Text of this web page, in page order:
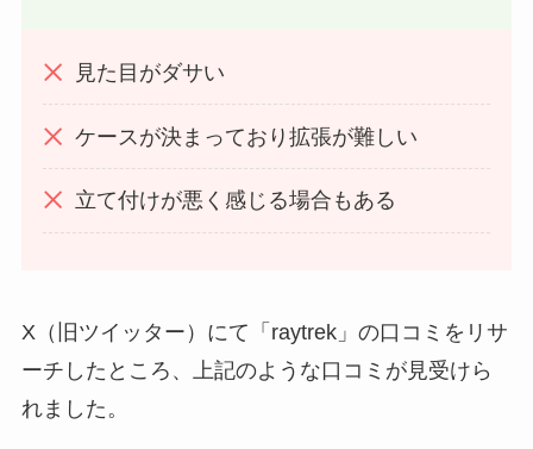
見た目がダサい
ケースが決まっており拡張が難しい
立て付けが悪く感じる場合もある
X（旧ツイッター）にて「raytrek」の口コミをリサ
ーチしたところ、上記のような口コミが見受けら
れました。